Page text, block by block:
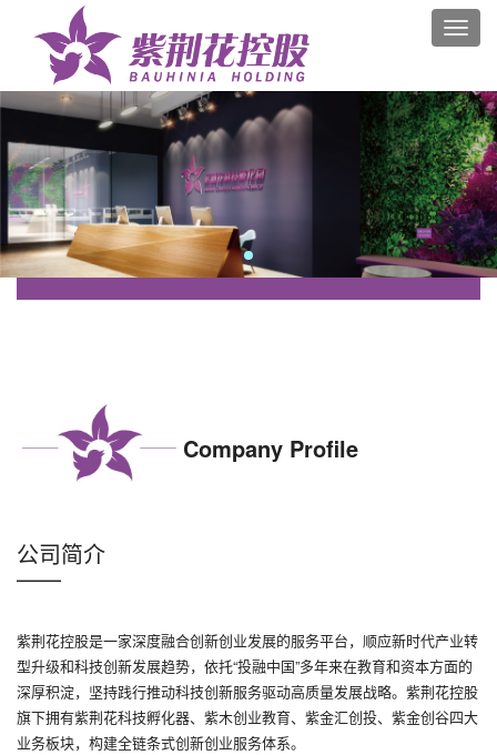
Company Profile
公司简介
——
紫荆花控股是一家深度融合创新创业发展的服务平台，顺应新时代产业转
型升级和科技创新发展趋势，依托“投融中国”多年来在教育和资本方面的
深厚积淀，坚持践行推动科技创新服务驱动高质量发展战略。紫荆花控股
旗下拥有紫荆花科技孵化器、紫木创业教育、紫金汇创投、紫金创谷四大
业务板块，构建全链条式创新创业服务体系。